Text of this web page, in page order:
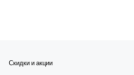
Скидки и акции